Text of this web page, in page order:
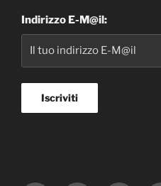
Indirizzo E-M@il: